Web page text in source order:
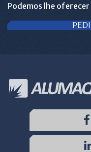
Podemos lhe